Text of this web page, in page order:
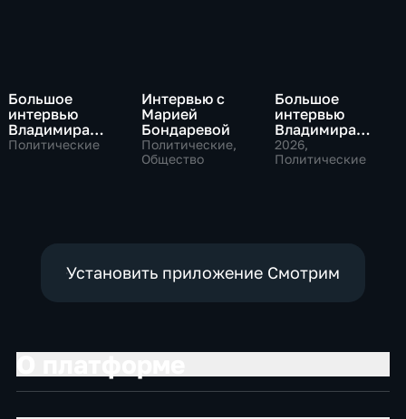
Большое
интервью
Владимира
Путина Сергею
Политические
Интервью с
Марией
Бондаревой
Политические,
Общество
Большое
интервью
Владимира
Соловьева
Роджеру
2026,
Политические
Установить приложение Смотрим